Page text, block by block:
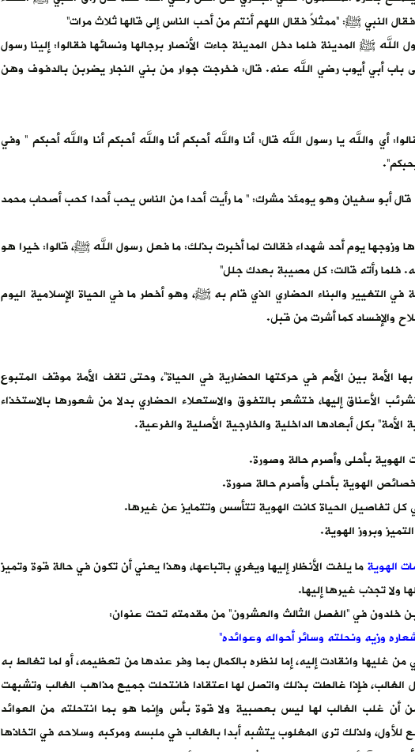
النبي ﷺ: “ممثلاً فقال اللهم أنتم من أحب الناس إلى قالها ثلاث مرات”
ﷺ المدينة فلما دخل المدينة جاءت الأنصار برجالها ونسائها فقالوا: إلينا رسول
باب أبي أيوب رضي الله عنه. قال: فخرجت جوار من بني النجار يضربن بالدفوف وهن
أي والله يا رسول الله قال: أنا والله أحبكم أنا والله أحبكم أنا والله أحبكم ” وفي
أبو سفيان وهو يومئذ مشرك: ” ما رأيت أحدا من الناس يحب أحدا كحب أصحاب محمد
يوم أحد شهداء فقالت لما أخبرت بذلك: ما فعل رسول الله ﷺ، قالوا: خيرا هو
فلما رأته قالت: كل مصيبة بعدك جلل”
في التغيير والبناء الحضاري الذي قام به ﷺ، وهو أخطر ما في الحياة الإسلامية اليوم
والإفساد كما أشرت من قبل.
الأمة بين الأمم في حركتها الحضارية في الحياة”، وحتى تقف الأمة موقف المتبوع
الأعناق إليها، فتشعر بالتفوق والاستعلاء الحضاري بدلا من شعورها بالاستخذاء
بكل أبعادها الداخلية والخارجية الأصلية والفرعية.
بأحلى وأصرم حالة وصورة.
الهوية بأحلى وأصرم حالة صورة.
كل تفاصيل الحياة كانت الهوية تتأسس وتتمايز عن غيرها.
وبروز الهوية.
الهويةما يلفت الأنظار إليها ويغري باتباعها، وهذا يعني أن تكون في حالة قوة وتميز
ولا تجذب غيرها إليها.
خلدون في “الفصل الثالث والعشرون” من مقدمته تحت عنوان:
وزيه ونحلته وسائر أحواله وعوائده”
غليها وانقادت إليه، إما لنظره بالكمال بما وفر عندها من تعظيمه، أو لما تغالط به
فإذا غالطت بذلك واتصل لها اعتقادا فانتحلت جميع مذاهب الغالب وتشبهت
من أن غلب الغالب لها ليس بعصبية ولا قوة بأس وإنما هو بما انتحلته من العوائد
ولذلك ترى المغلوب يتشبه أبدا بالغالب في ملبسه ومركبه وسلاحه في اتخاذها